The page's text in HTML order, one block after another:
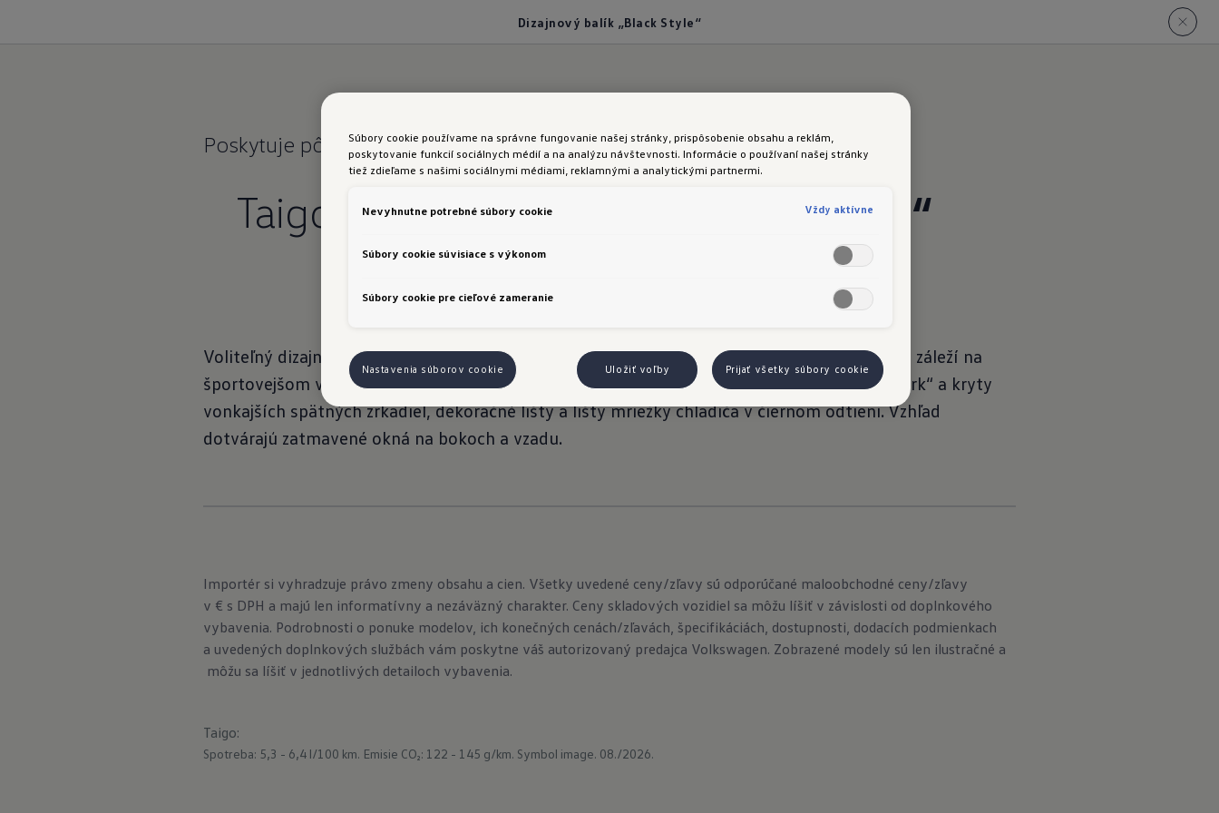
Dizajnový balík „Black Style“
Poskytuje pôsobivéakcenty
Taigo: Dizajnový balík „Black Style“
Voliteľný dizajnový balík „Black Style“ pre verziu R-Line je v ponuke pre zákazníkov, ktorým záleží na
športovejšom vzhľade. Vďaka nemu získa Taigo 18-palcové čierne disky z ľahkej zliatiny „York“ a kryty
vonkajších spätných zrkadiel, dekoračné lišty a lišty mriežky chladiča v čiernom odtieni. Vzhľad
dotvárajú zatmavené okná na bokoch a vzadu.
Importér si vyhradzuje právo zmeny obsahu a cien. Všetky uvedené ceny/zľavy sú odporúčané maloobchodné ceny/zľavy
v € s DPH a majú len informatívny a nezáväzný charakter. Ceny skladových vozidiel sa môžu líšiť v závislosti od doplnkového
vybavenia. Podrobnosti o ponuke modelov, ich konečných cenách/zľavách, špecifikáciách, dostupnosti, dodacích podmienkach
a uvedených doplnkových službách vám poskytne váš autorizovaný predajca Volkswagen. Zobrazené modely sú len ilustračné a
môžu sa líšiť v jednotlivých detailoch vybavenia.
Taigo:
Spotreba: 5,3 - 6,4 l/100 km. Emisie CO₂: 122 - 145 g/km. Symbol image. 08./2026.
Súbory cookie používame na správne fungovanie našej stránky, prispôsobenie obsahu a reklám,
poskytovanie funkcií sociálnych médií a na analýzu návštevnosti. Informácie o používaní našej stránky
tiež zdieľame s našimi sociálnymi médiami, reklamnými a analytickými partnermi.
Nevyhnutne potrebné súbory cookie Vždy aktívne
Súbory cookie súvisiace s výkonom
Súbory cookie pre cieľové zameranie
Nastavenia súborov cookie Uložiť voľby Prijať všetky súbory cookie